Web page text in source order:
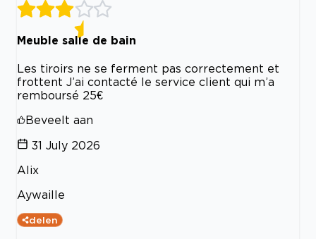
Meuble salle de bain
Les tiroirs ne se ferment pas correctement et
frottent J’ai contacté le service client qui m’a
remboursé 25€
Beveelt aan
31 July 2026
Alix
Aywaille
delen